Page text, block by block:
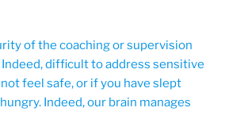
of the coaching or supervision
difficult to address sensitive
feel safe, or if you have slept
Indeed, our brain manages